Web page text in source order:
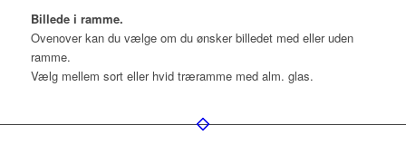
Billede i ramme.
Ovenover kan du vælge om du ønsker billedet med eller uden
ramme.
Vælg mellem sort eller hvid træramme med alm. glas.